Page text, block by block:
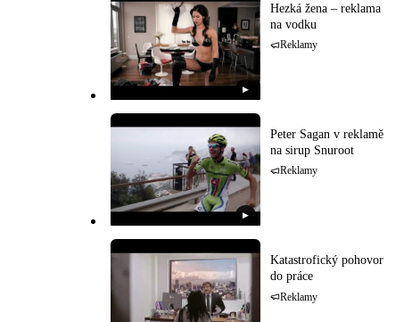
▶
Hezká žena – reklama
na vodku
Reklamy
▶
Peter Sagan v reklamě
na sirup Snuroot
Reklamy
Katastrofický pohovor
do práce
Reklamy